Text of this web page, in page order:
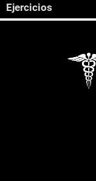
Ejercicios